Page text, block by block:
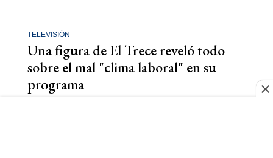
TELEVISIÓN
Una figura de El Trece reveló todo
sobre el mal "clima laboral" en su
programa